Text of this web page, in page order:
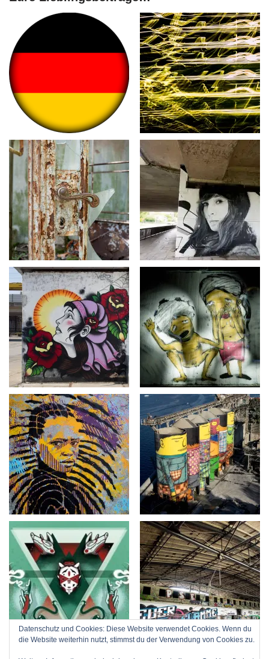
Datenschutz und Cookies: Diese Website verwendet Cookies. Wenn du
die Website weiterhin nutzt, stimmst du der Verwendung von Cookies zu.